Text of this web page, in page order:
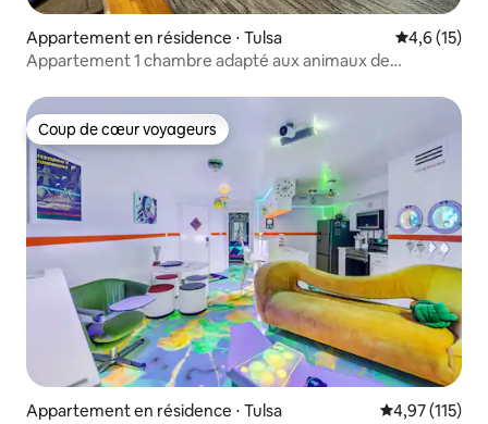
Appartement en résidence ⋅ Tulsa Évaluation
4,6 (15)
​Appartement 1 chambre adapté aux animaux de
Coup de cœur voyageurs
Coup de cœur voyageurs
Appartement en résidence ⋅ Tulsa Évaluation
4,97 (115)